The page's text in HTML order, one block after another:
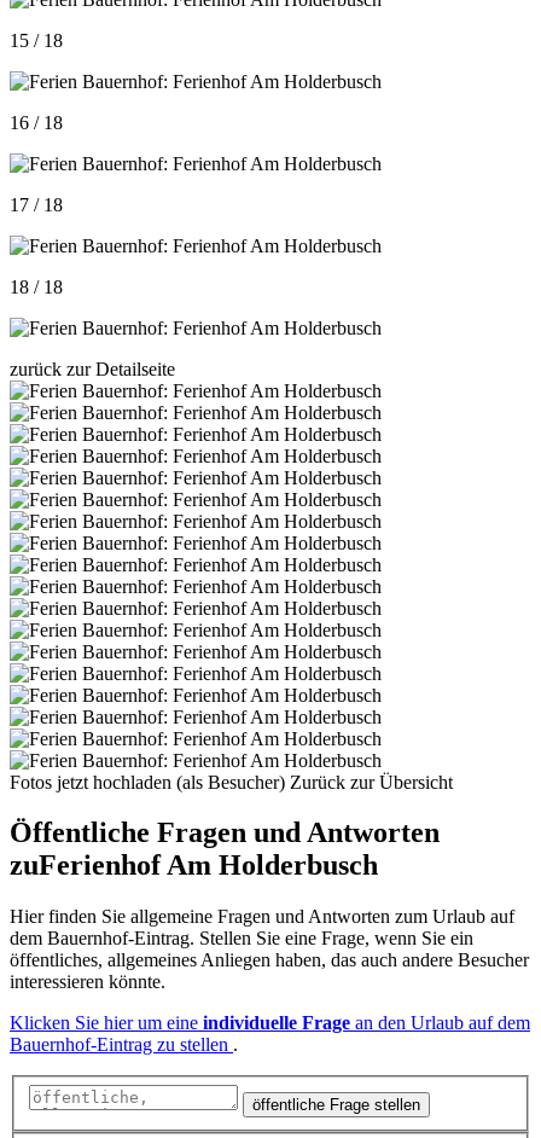
15 / 18
16 / 18
17 / 18
18 / 18
zurück zur Detailseite
Fotos jetzt hochladen (als Besucher) Zurück zur Übersicht
Öffentliche Fragen und Antworten
zuFerienhof Am Holderbusch
Hier finden Sie allgemeine Fragen und Antworten zum Urlaub auf
dem Bauernhof-Eintrag. Stellen Sie eine Frage, wenn Sie ein
öffentliches, allgemeines Anliegen haben, das auch andere Besucher
interessieren könnte.
Klicken Sie hier um eine individuelle Frage an den Urlaub auf dem
Bauernhof-Eintrag zu stellen .
öffentliche Frage stellen